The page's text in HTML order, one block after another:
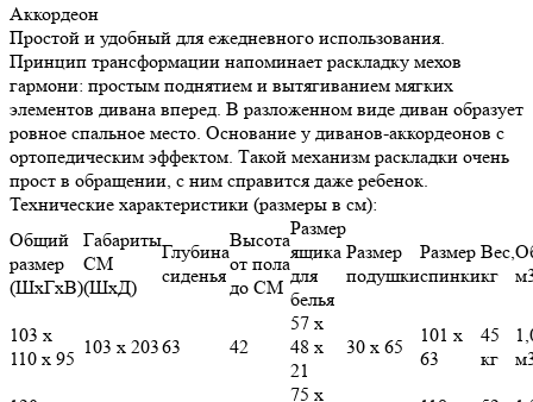
Аккордеон
Простой и удобный для ежедневного использования.
Принцип трансформации напоминает раскладку мехов
гармони: простым поднятием и вытягиванием мягких
элементов дивана вперед. В разложенном виде диван образует
ровное спальное место. Основание у диванов-аккордеонов с
ортопедическим эффектом. Такой механизм раскладки очень
прост в обращении, с ним справится даже ребенок.
Технические характеристики (размеры в см):
Общий
размер
(ШхГхВ)
Габариты
СМ
(ШхД)
Глубина
сиденья
Высота
от пола
до СМ
Размер
ящика
для
белья
Размер
подушки
Размер
спинки
Вес,
кг
103 х
110 х 95
103 х 20363 42
57 х
48 х
21
30 х 65
101 х
63
45
кг
75 х